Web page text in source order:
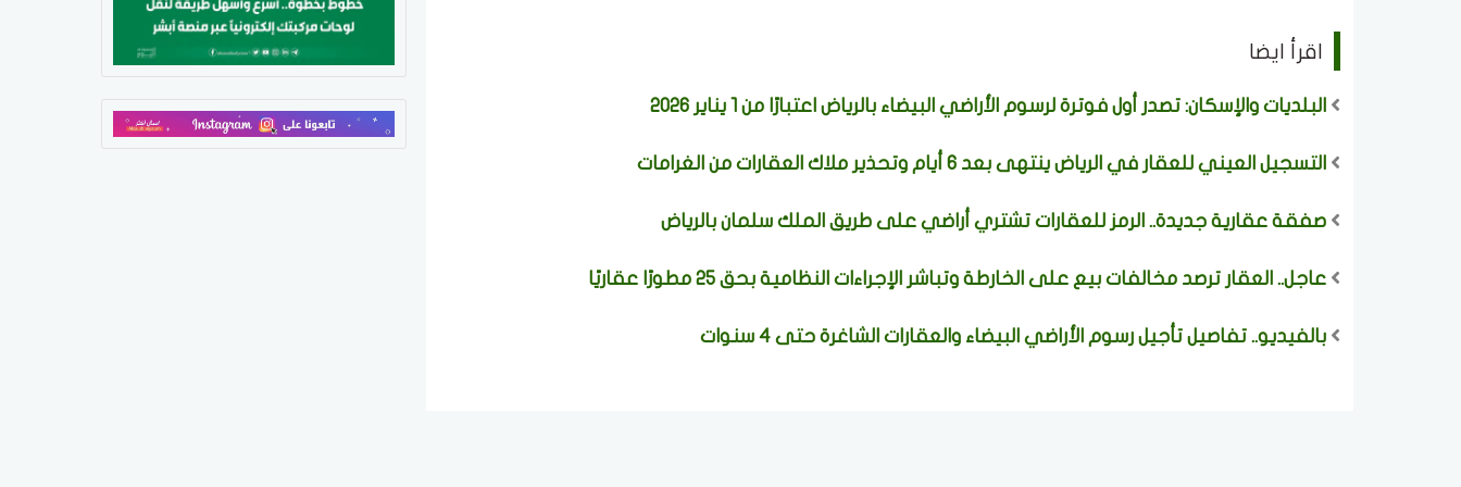
اقرأ ايضا
البلديات والإسكان: تصدر أول فوترة لرسوم الأراضي البيضاء بالرياض اعتبارًا من 1 يناير 2026
التسجيل العيني للعقار في الرياض ينتهى بعد 6 أيام وتحذير ملاك العقارات من الغرامات
صفقة عقارية جديدة.. الرمز للعقارات تشتري أراضي على طريق الملك سلمان بالرياض
عاجل.. العقار ترصد مخالفات بيع على الخارطة وتباشر الإجراءات النظامية بحق 25 مطورًا عقاريًا
بالفيديو.. تفاصيل تأجيل رسوم الأراضي البيضاء والعقارات الشاغرة حتى 4 سنوات